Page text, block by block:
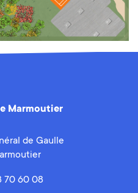
Marmoutier
de Gaulle
70 60 08